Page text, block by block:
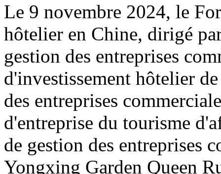
Le 9 novembre 2024, le
hôtelier en Chine, dirigé
gestion des entreprises
d'investissement hôtelier
des entreprises
d'entreprise du tourisme
de gestion des entreprises
Yongxing Garden Queen